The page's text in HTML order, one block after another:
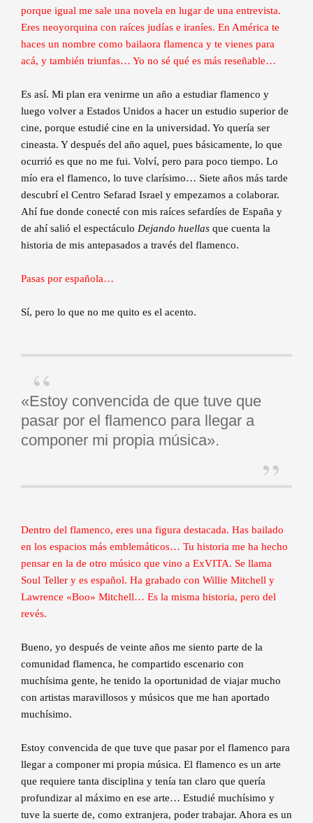
porque igual me sale una novela en lugar de una entrevista.
Eres neoyorquina con raíces judías e iraníes. En América te
haces un nombre como bailaora flamenca y te vienes para
acá, y también triunfas… Yo no sé qué es más reseñable…
Es así. Mi plan era venirme un año a estudiar flamenco y
luego volver a Estados Unidos a hacer un estudio superior de
cine, porque estudié cine en la universidad. Yo quería ser
cineasta. Y después del año aquel, pues básicamente, lo que
ocurrió es que no me fui. Volví, pero para poco tiempo. Lo
mío era el flamenco, lo tuve clarísimo… Siete años más tarde
descubrí el Centro Sefarad Israel y empezamos a colaborar.
Ahí fue donde conecté con mis raíces sefardíes de España y
de ahí salió el espectáculo Dejando huellas que cuenta la
historia de mis antepasados a través del flamenco.
Pasas por española…
Sí, pero lo que no me quito es el acento.
«Estoy convencida de que tuve que
pasar por el flamenco para llegar a
componer mi propia música».
Dentro del flamenco, eres una figura destacada. Has bailado
en los espacios más emblemáticos… Tu historia me ha hecho
pensar en la de otro músico que vino a ExVITA. Se llama
Soul Teller y es español. Ha grabado con Willie Mitchell y
Lawrence «Boo» Mitchell… Es la misma historia, pero del
revés.
Bueno, yo después de veinte años me siento parte de la
comunidad flamenca, he compartido escenario con
muchísima gente, he tenido la oportunidad de viajar mucho
con artistas maravillosos y músicos que me han aportado
muchísimo.
Estoy convencida de que tuve que pasar por el flamenco para
llegar a componer mi propia música. El flamenco es un arte
que requiere tanta disciplina y tenía tan claro que quería
profundizar al máximo en ese arte… Estudié muchísimo y
tuve la suerte de, como extranjera, poder trabajar. Ahora es un